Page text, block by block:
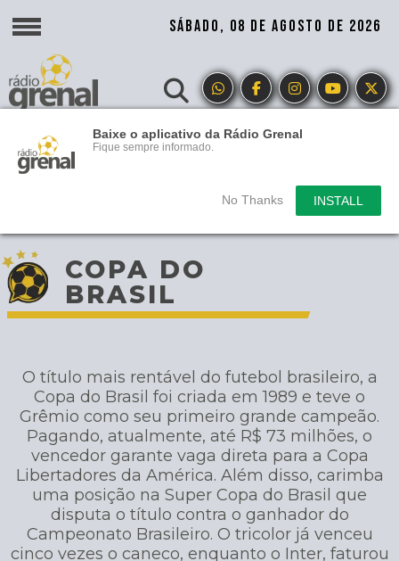
Baixe o aplicativo da Rádio Grenal
Fique sempre informado.
No Thanks INSTALL
SÁBADO, 08 DE AGOSTO DE 2026
COPA DO
BRASIL
O título mais rentável do futebol brasileiro, a
Copa do Brasil foi criada em 1989 e teve o
Grêmio como seu primeiro grande campeão.
Pagando, atualmente, até R$ 73 milhões, o
vencedor garante vaga direta para a Copa
Libertadores da América. Além disso, carimba
uma posição na Super Copa do Brasil que
disputa o título contra o ganhador do
Campeonato Brasileiro. O tricolor já venceu
cinco vezes o caneco, enquanto o Inter, faturou